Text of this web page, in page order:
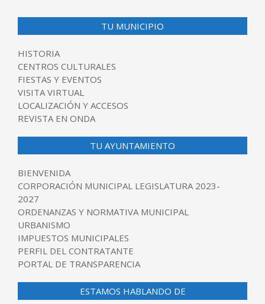
TU MUNICIPIO
HISTORIA
CENTROS CULTURALES
FIESTAS Y EVENTOS
VISITA VIRTUAL
LOCALIZACIÓN Y ACCESOS
REVISTA EN ONDA
TU AYUNTAMIENTO
BIENVENIDA
CORPORACIÓN MUNICIPAL LEGISLATURA 2023-
2027
ORDENANZAS Y NORMATIVA MUNICIPAL
URBANISMO
IMPUESTOS MUNICIPALES
PERFIL DEL CONTRATANTE
PORTAL DE TRANSPARENCIA
ESTAMOS HABLANDO DE